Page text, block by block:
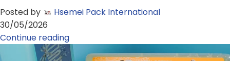
Posted by
Hsemei Pack International
30/05/2026
Continue reading